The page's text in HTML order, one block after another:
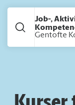
Job-,
Gentofte